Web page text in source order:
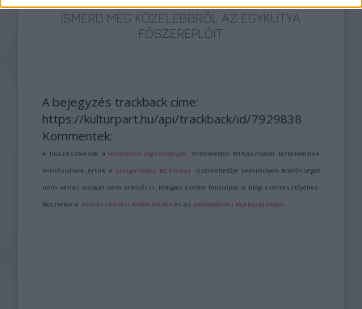
ISMERD MEG KÖZELEBBRŐL AZ EGYKUTYA
FŐSZEREPLŐIT
A bejegyzés trackback címe:
https://kulturpart.hu/api/trackback/id/7929838
Kommentek:
A hozzászólások avonatkozó jogszabályok értelmében felhasználói tartalomnak
minősülnek, értük a szolgáltatás technikai üzemeltetője semmilyen felelősséget
nem vállal, azokat nem ellenőrzi. Kifogás esetén forduljon a blog szerkesztőjéhez.
Részletek a Felhasználási feltételekben és azadatvédelmi tájékoztatóban